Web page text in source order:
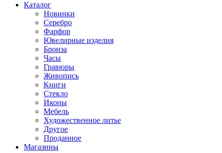
Каталог
Новинки
Серебро
Фарфор
Ювелирные изделия
Бронза
Часы
Гравюры
Живопись
Книги
Стекло
Иконы
Мебель
Художественное литье
Другое
Проданное
Магазины